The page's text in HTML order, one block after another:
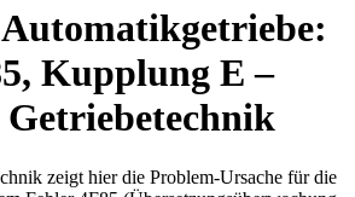
Kupplung E –
zeigt hier die Problem-Ursache für die